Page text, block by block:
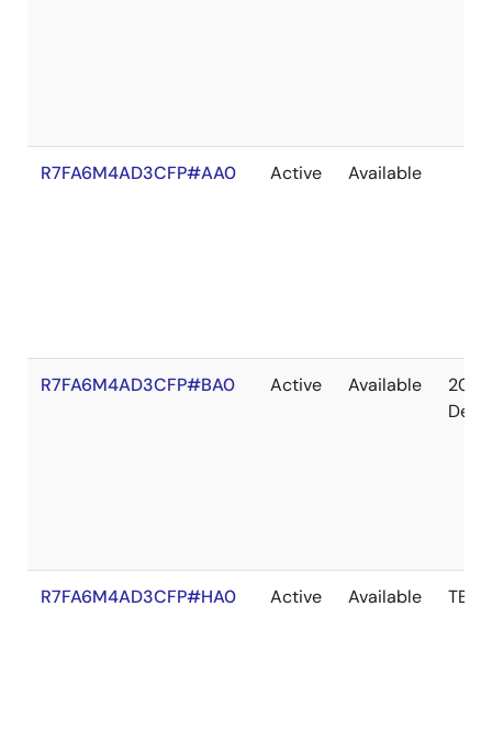
R7FA6M4AD3CFP#AA0 Active Available
R7FA6M4AD3CFP#BA0 Active Available
2041
Dec
R7FA6M4AD3CFP#HA0 Active Available TBD